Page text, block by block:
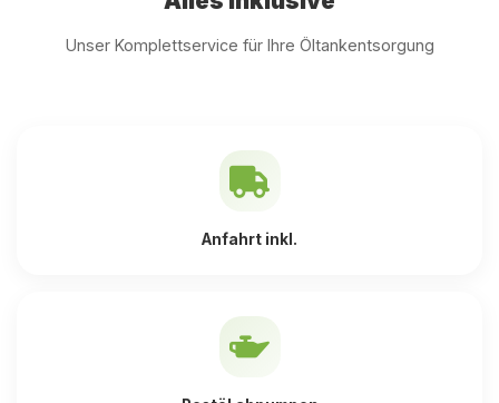
Unser Komplettservice für Ihre Öltankentsorgung
Anfahrt inkl.